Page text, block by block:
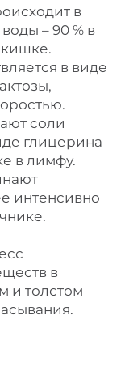
в
– 90 % в
кишке.
в виде
соли
глицерина
в лимфу.
интенсивно
в
и толстом